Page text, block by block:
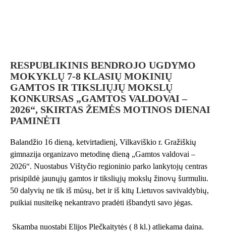
RESPUBLIKINIS BENDROJO UGDYMO
MOKYKLŲ 7-8 KLASIŲ MOKINIŲ
GAMTOS IR TIKSLIŲJŲ MOKSLŲ
KONKURSAS „GAMTOS VALDOVAI –
2026“, SKIRTAS ŽEMĖS MOTINOS DIENAI
PAMINĖTI
Balandžio 16 dieną, ketvirtadienį, Vilkaviškio r. Gražiškių
gimnazija organizavo metodinę dieną „Gamtos valdovai –
2026“. Nuostabus Vištyčio regioninio parko lankytojų centras
prisipildė jaunųjų gamtos ir tiksliųjų mokslų žinovų šurmuliu.
50 dalyvių ne tik iš mūsų, bet ir iš kitų Lietuvos savivaldybių,
puikiai nusiteikę nekantravo pradėti išbandyti savo jėgas.
Skamba nuostabi Elijos Plečkaitytės ( 8 kl.) atliekama daina.